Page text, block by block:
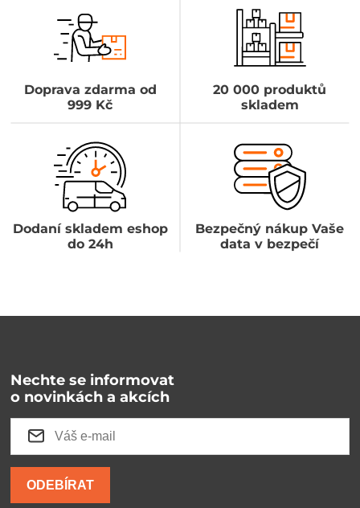
Doprava zdarma od
999 Kč
20 000 produktů
skladem
Dodaní skladem eshop
do 24h
Bezpečný nákup Vaše
data v bezpečí
Nechte se informovat
o novinkách a akcích
ODEBÍRAT